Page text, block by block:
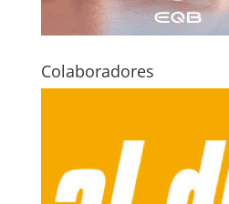
Colaboradores